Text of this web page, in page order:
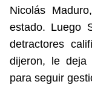
Nicolás
estado. Luego
detractores
dijeron, le deja
para seguir